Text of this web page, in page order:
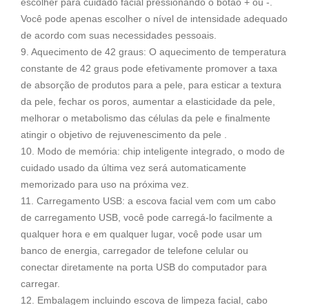
Você pode apenas escolher o nível de intensidade adequado
de acordo com suas necessidades pessoais.
9. Aquecimento de 42 graus: O aquecimento de temperatura
constante de 42 graus pode efetivamente promover a taxa
de absorção de produtos para a pele, para esticar a textura
da pele, fechar os poros, aumentar a elasticidade da pele,
melhorar o metabolismo das células da pele e finalmente
atingir o objetivo de rejuvenescimento da pele .
10. Modo de memória: chip inteligente integrado, o modo de
cuidado usado da última vez será automaticamente
memorizado para uso na próxima vez.
11. Carregamento USB: a escova facial vem com um cabo
de carregamento USB, você pode carregá-lo facilmente a
qualquer hora e em qualquer lugar, você pode usar um
banco de energia, carregador de telefone celular ou
conectar diretamente na porta USB do computador para
carregar.
12. Embalagem incluindo escova de limpeza facial, cabo